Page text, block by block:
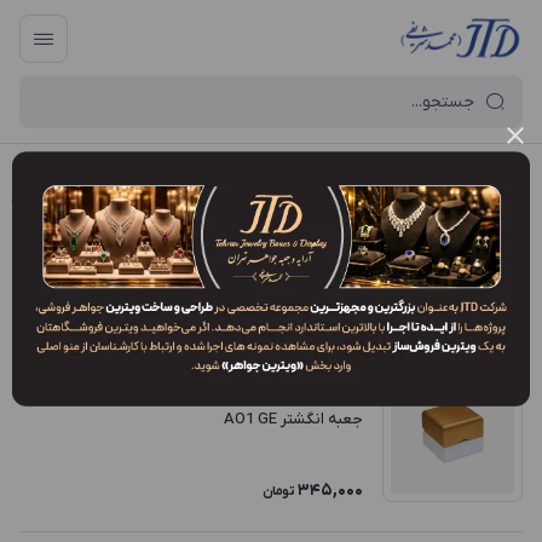
آرایه و جعبه جواهر تهران / فروشگاه محصولات / انواع مدل محصولات /
GE
فیلتر محصولات ترتیب نمایش: جدیدترین
جعبه انگشتر AO1 GE
345,000 تومان